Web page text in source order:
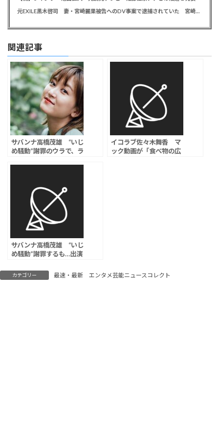
元EXILE黒木啓司 妻・宮崎麗果被告へのDV事案で逮捕されていた 宮崎は全身打撲、頭部裂傷及び打撲、頸部損傷の怪我
関連記事
サバンナ高橋茂雄 “いじ
め騒動”謝罪のウラで、ラ
イコラブ佐々木舞香 マ
ック動画が「食べ物の広
サバンナ高橋茂雄 “いじ
め騒動”謝罪するも…出演
いつけた！」降板の危機
カテゴリー 最速・最新 エンタメ芸能ニュースコレクト